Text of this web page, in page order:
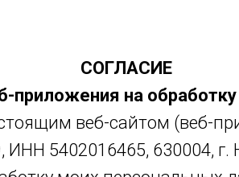
СОГЛАСИЕ
приложения на
веб-сайтом (веб-
5402016465, 630004,